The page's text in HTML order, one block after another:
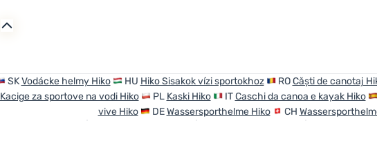
SKVodácke helmy Hiko HU Hiko Sisakok vízi sportokhoz ROCăști de canotaj
Kacige za sportove na vodi Hiko PL Kaski Hiko ITCaschi da canoa e kayak Hiko
vive Hiko
DEWassersporthelme Hiko CH